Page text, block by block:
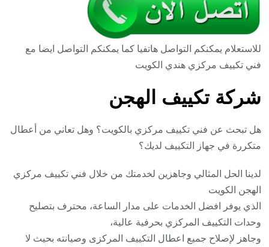
للاستعلام يمكنكم التواصل هاتفيا كما يمكنكم التواصل ايضا مع
فني تكييف مركزي هندي الكويت
شركة تكييف الهجن
هل تبحث عن فني تكييف مركزي بالكويت؟ وهل تعاني من أعطال
متكررة في جهاز التكييف لديك؟
لدينا الحل المثالي وجاهزين لخدمتك من خلال فني تكييف مركزي
الهجن الكويت
الذي يوفر افضل الخدمات على مدار الساعة، محترف بتصليح
وحدات التكييف المركزي بحرفية عالية،
وجاهز لإصلاح جميع اعطال التكييف المركزى وصيانته بحيث لا